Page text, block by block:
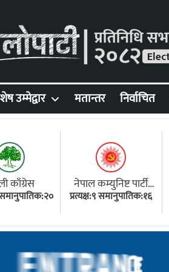
उम्मेद्वार मतान्तर निर्वाचित
काँग्रेस
समानुपातिक:२०
नेपाल कम्युनिष्ट पार्टी
(एमाले)
प्रत्यक्ष:९ समानुपातिक:१६